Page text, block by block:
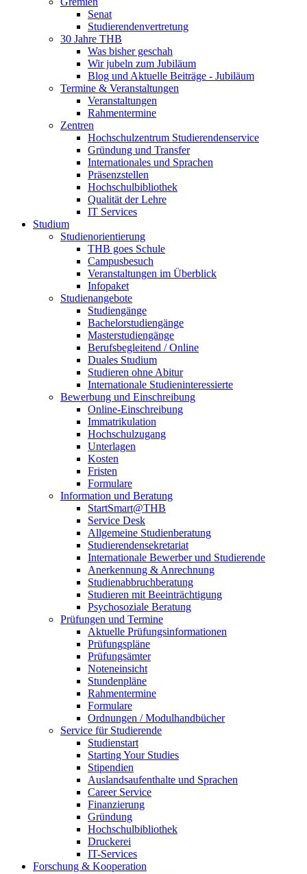
Senat
Studierendenvertretung
30 Jahre THB
Was bisher geschah
Wir jubeln zum Jubiläum
Blog und Aktuelle Beiträge - Jubiläum
Termine & Veranstaltungen
Veranstaltungen
Rahmentermine
Zentren
Hochschulzentrum Studierendenservice
Gründung und Transfer
Internationales und Sprachen
Präsenzstellen
Hochschulbibliothek
Qualität der Lehre
IT Services
Studium
Studienorientierung
THB goes Schule
Campusbesuch
Veranstaltungen im Überblick
Infopaket
Studienangebote
Studiengänge
Bachelorstudiengänge
Masterstudiengänge
Berufsbegleitend / Online
Duales Studium
Studieren ohne Abitur
Internationale Studieninteressierte
Bewerbung und Einschreibung
Online-Einschreibung
Immatrikulation
Hochschulzugang
Unterlagen
Kosten
Fristen
Formulare
Information und Beratung
StartSmart@THB
Service Desk
Allgemeine Studienberatung
Studierendensekretariat
Internationale Bewerber und Studierende
Anerkennung & Anrechnung
Studienabbruchberatung
Studieren mit Beeinträchtigung
Psychosoziale Beratung
Prüfungen und Termine
Aktuelle Prüfungsinformationen
Prüfungspläne
Prüfungsämter
Noteneinsicht
Stundenpläne
Rahmentermine
Formulare
Ordnungen / Modulhandbücher
Service für Studierende
Studienstart
Starting Your Studies
Stipendien
Auslandsaufenthalte und Sprachen
Career Service
Finanzierung
Gründung
Hochschulbibliothek
Druckerei
IT-Services
Forschung & Kooperation